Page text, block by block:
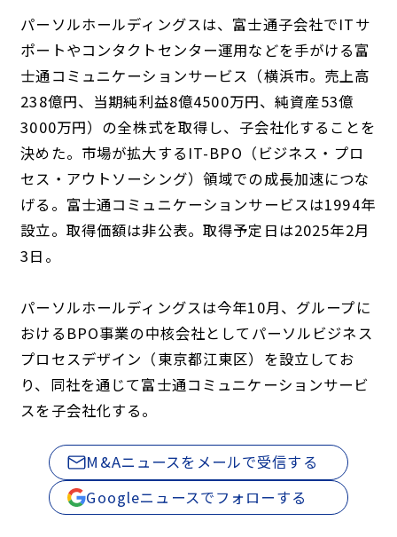
パーソルホールディングスは、富士通子会社でITサ
ポートやコンタクトセンター運用などを手がける富
士通コミュニケーションサービス（横浜市。売上高
238億円、当期純利益8億4500万円、純資産53億
3000万円）の全株式を取得し、子会社化することを
決めた。市場が拡大するIT-BPO（ビジネス・プロ
セス・アウトソーシング）領域での成長加速につな
げる。富士通コミュニケーションサービスは1994年
設立。取得価額は非公表。取得予定日は2025年2月
3日。
パーソルホールディングスは今年10月、グループに
おけるBPO事業の中核会社としてパーソルビジネス
プロセスデザイン（東京都江東区）を設立してお
り、同社を通じて富士通コミュニケーションサービ
スを子会社化する。
M&Aニュースをメールで受信する
Googleニュースでフォローする